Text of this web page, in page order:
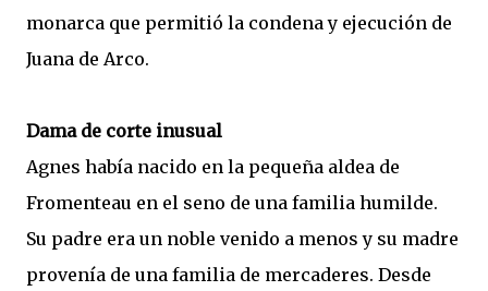
monarca que permitió la condena y ejecución de
Juana de Arco.
Dama de corte inusual
Agnes había nacido en la pequeña aldea de
Fromenteau en el seno de una familia humilde.
Su padre era un noble venido a menos y su madre
provenía de una familia de mercaderes. Desde